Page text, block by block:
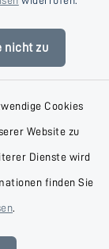
nicht zu
Cookies
Website zu
Dienste wird
finden Sie
.